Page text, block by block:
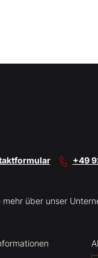
+49
mehr über unser